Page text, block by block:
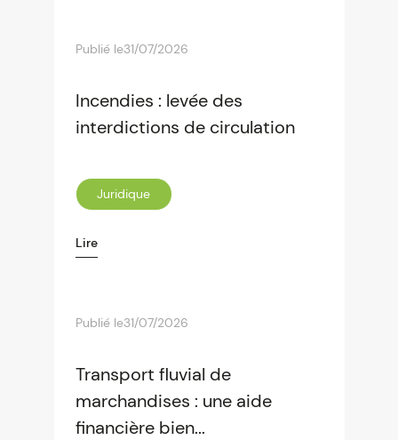
Publié le31/07/2026
Incendies : levée des
interdictions de circulation
Juridique
Lire
Publié le31/07/2026
Transport fluvial de
marchandises : une aide
financière bien...